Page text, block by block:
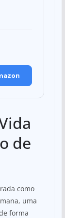
de
como
uma
forma